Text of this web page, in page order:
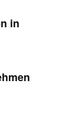
in